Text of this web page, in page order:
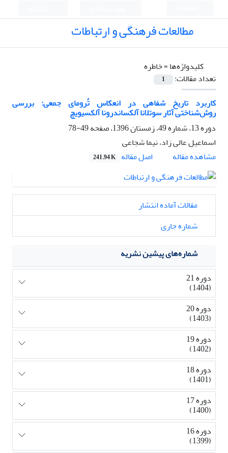
مطالعات فرهنگی و ارتباطات
کلیدواژه‌ها =خاطره
تعداد مقالات:
1
کاربرد تاریخ شفاهی در انعکاس تُرومای جمعی: بررسی
روش‌شناختی آثار سوتلانا آلکساندرونا آلکسیویچ
دوره 13، شماره 49، زمستان 1396، صفحه
49-78
اسماعیل عالی زاد، نیما شجاعی
مشاهده مقاله
اصل مقاله 241.94 K
مقالات آماده انتشار
شماره جاری
شماره‌های پیشین نشریه
دوره 21
(1404)
دوره 20
(1403)
دوره 19
(1402)
دوره 18
(1401)
دوره 17
(1400)
دوره 16
(1399)